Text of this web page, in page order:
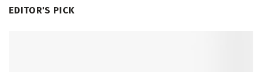
EDITOR'S PICK